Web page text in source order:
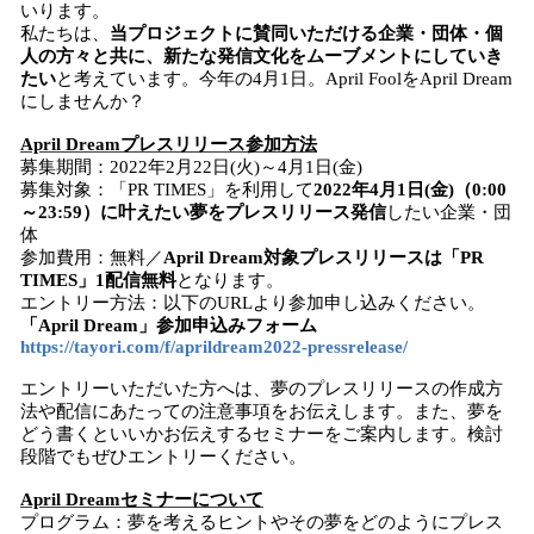
いります。
私たちは、 当プロジェクトに賛同いただける企業・団体・個
人の方々と共に、新たな発信文化をムーブメントにしていき
たいと考えています。今年の4月1日。April FoolをApril Dream
にしませんか？
April Dreamプレスリリース参加方法
募集期間：2022年2月22日(火)～4月1日(金)
募集対象：「PR TIMES」を利用して2022年4月1日(金)（0:00
～23:59）に叶えたい夢をプレスリリース発信したい企業・団
体
参加費用：無料／April Dream対象プレスリリースは「PR
TIMES」1配信無料となります。
エントリー方法：以下のURLより参加申し込みください。
「April Dream」参加申込みフォーム
https://tayori.com/f/aprildream2022-pressrelease/
エントリーいただいた方へは、夢のプレスリリースの作成方
法や配信にあたっての注意事項をお伝えします。また、夢を
どう書くといいかお伝えするセミナーをご案内します。検討
段階でもぜひエントリーください。
April Dreamセミナーについて
プログラム：夢を考えるヒントやその夢をどのようにプレス